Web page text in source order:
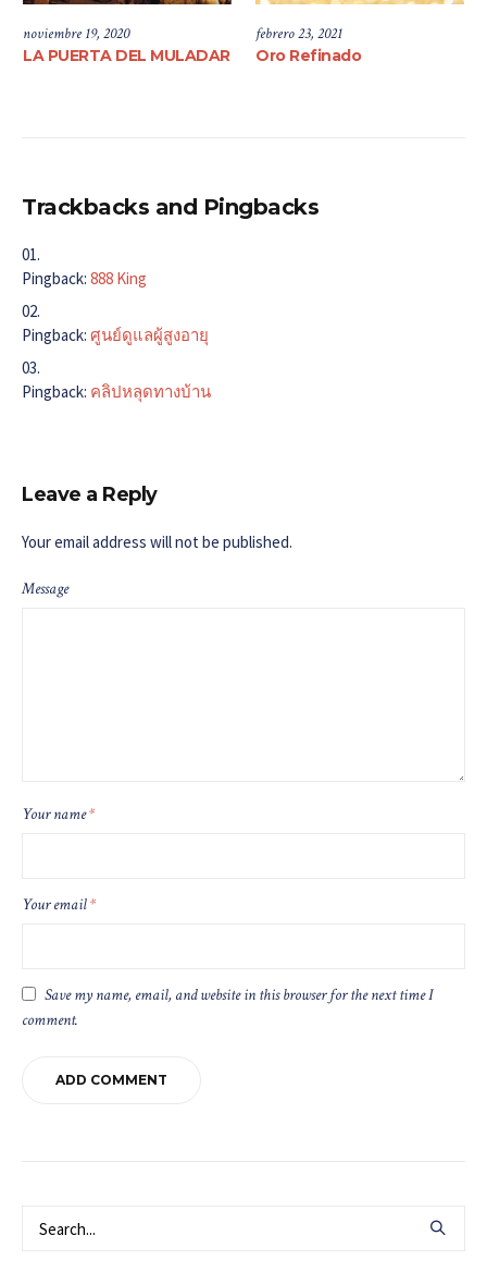
noviembre 19, 2020
LA PUERTA DEL MULADAR
febrero 23, 2021
Oro Refinado
Trackbacks and Pingbacks
Pingback: 888 King
Pingback: ศูนย์ดูแลผู้สูงอายุ
Pingback: คลิปหลุดทางบ้าน
Leave a Reply
Your email address will not be published.
Message
Your name*
Your email*
Save my name, email, and website in this browser for the next time I
comment.